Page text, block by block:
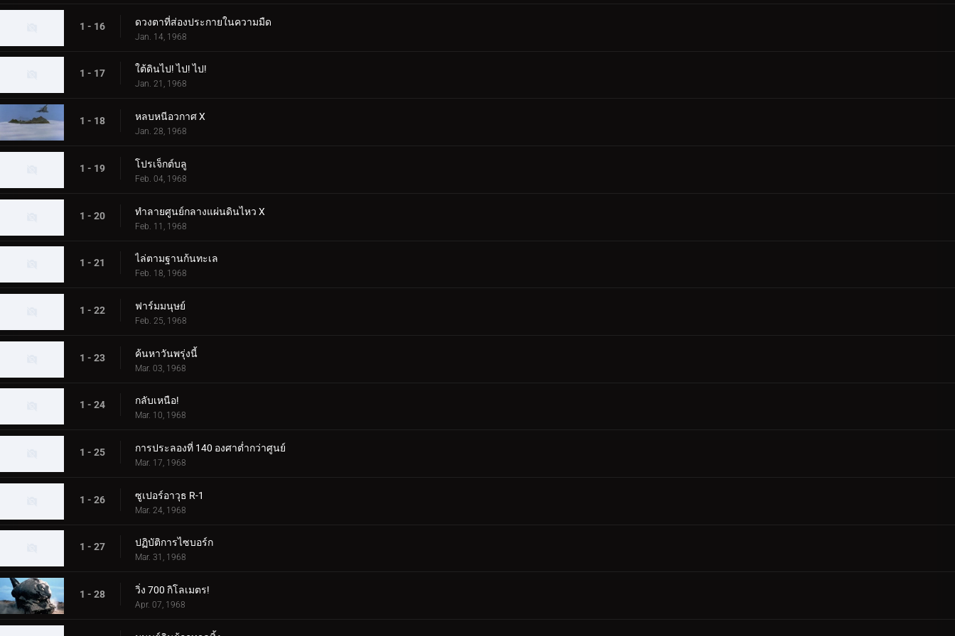
1 - 16 ดวงตาที่ส่องประกายในความมืด
Jan. 14, 1968
1 - 17 ใต้ดินไป! ไป! ไป!
Jan. 21, 1968
1 - 18 หลบหนีอวกาศ X
Jan. 28, 1968
1 - 19 โปรเจ็กต์บลู
Feb. 04, 1968
1 - 20 ทำลายศูนย์กลางแผ่นดินไหว X
Feb. 11, 1968
1 - 21 ไล่ตามฐานก้นทะเล
Feb. 18, 1968
1 - 22 ฟาร์มมนุษย์
Feb. 25, 1968
1 - 23 ค้นหาวันพรุ่งนี้
Mar. 03, 1968
1 - 24 กลับเหนือ!
Mar. 10, 1968
1 - 25 การประลองที่ 140 องศาต่ำกว่าศูนย์
Mar. 17, 1968
1 - 26 ซูเปอร์อาวุธ R-1
Mar. 24, 1968
1 - 27 ปฏิบัติการไซบอร์ก
Mar. 31, 1968
1 - 28 วิ่ง 700 กิโลเมตร!
Apr. 07, 1968